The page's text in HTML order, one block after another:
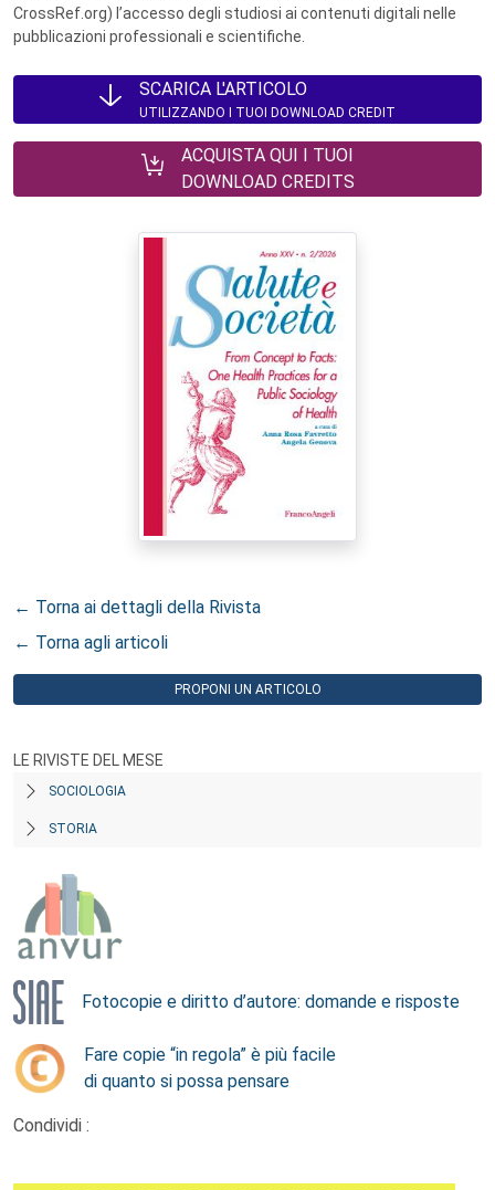
CrossRef.org) l’accesso degli studiosi ai contenuti digitali nelle
pubblicazioni professionali e scientifiche.
SCARICA L'ARTICOLO
UTILIZZANDO I TUOI DOWNLOAD CREDIT
ACQUISTA QUI I TUOI
DOWNLOAD CREDITS
← Torna ai dettagli della Rivista
← Torna agli articoli
PROPONI UN ARTICOLO
LE RIVISTE DEL MESE
SOCIOLOGIA
STORIA
Fotocopie e diritto d’autore: domande e risposte
Fare copie “in regola” è più facile
di quanto si possa pensare
Condividi :